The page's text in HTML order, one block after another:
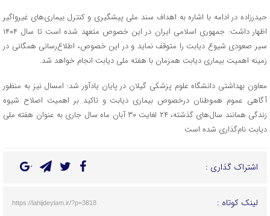
حیدرزاده در ادامه با اشاره به اهداف سند ملی پیشگیری و کنترل بیماری‌های غیرواگیر
اظهار داشت: جمهوری اسلامی ایران در این خصوص متعهد شده است تا سال ۱۴۰۴
سیر صعودی شیوع دیابت را متوقف نماید و در این خصوص، اطلاع‌رسانی همگانی در
زمینه اهمیت بیماری دیابت همزمان با هفته ملی دیابت انجام خواهد شد.
معاون بهداشتی دانشگاه علوم پزشکی گیلان در پایان یادآور شد: امسال نیز به منظور
آگاهی عموم هموطنان درخصوص بیماری دیابت و تاکید بر اهمیت اصلاح شیوه
زندگی همانند سال‌های گذشته، ۲۴ لغایت ۳۰ آبان ماه سال جاری به عنوان هفته ملی
دیابت نام‌گذاری شده است
اشتراک گذاری :
لینک کوتاه : https://lahijdeylam.ir/?p=3818